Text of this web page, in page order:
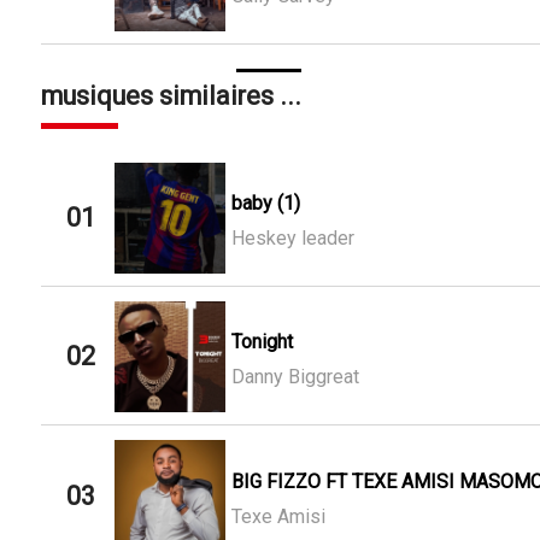
musiques similaires ...
01
baby (1)
Heskey leader
02
Tonight
Danny Biggreat
03
BIG FIZZO FT TEXE AMISI
Texe Amisi